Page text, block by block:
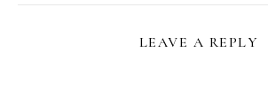
LEAVE A REPLY